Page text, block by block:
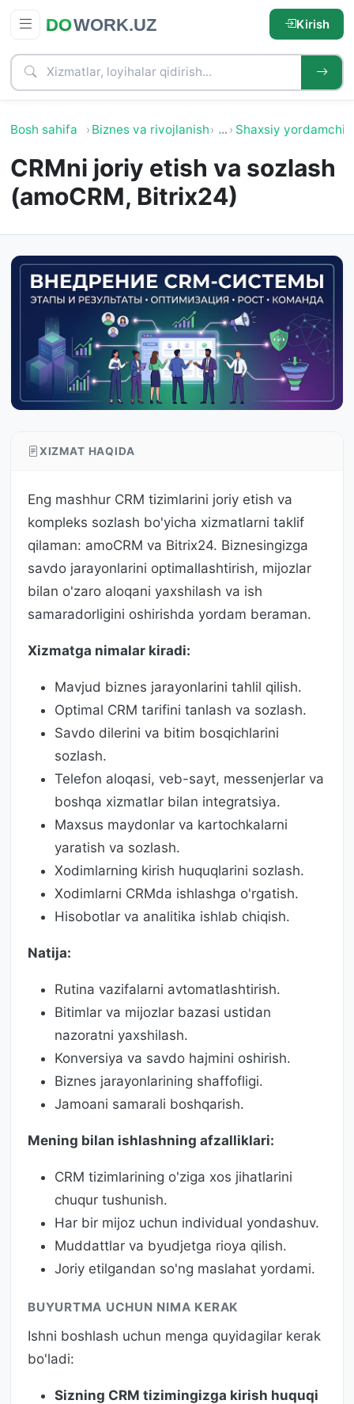
Kirish
Bosh sahifa Biznes va rivojlanish … Shaxsiy yordamchi
CRMni joriy etish va sozlash
(amoCRM, Bitrix24)
XIZMAT HAQIDA
Eng mashhur CRM tizimlarini joriy etish va
kompleks sozlash bo'yicha xizmatlarni taklif
qilaman: amoCRM va Bitrix24. Biznesingizga
savdo jarayonlarini optimallashtirish, mijozlar
bilan o'zaro aloqani yaxshilash va ish
samaradorligini oshirishda yordam beraman.
Xizmatga nimalar kiradi:
Mavjud biznes jarayonlarini tahlil qilish.
Optimal CRM tarifini tanlash va sozlash.
Savdo dilerini va bitim bosqichlarini
sozlash.
Telefon aloqasi, veb-sayt, messenjerlar va
boshqa xizmatlar bilan integratsiya.
Maxsus maydonlar va kartochkalarni
yaratish va sozlash.
Xodimlarning kirish huquqlarini sozlash.
Xodimlarni CRMda ishlashga o'rgatish.
Hisobotlar va analitika ishlab chiqish.
Natija:
Rutina vazifalarni avtomatlashtirish.
Bitimlar va mijozlar bazasi ustidan
nazoratni yaxshilash.
Konversiya va savdo hajmini oshirish.
Biznes jarayonlarining shaffofligi.
Jamoani samarali boshqarish.
Mening bilan ishlashning afzalliklari:
CRM tizimlarining o'ziga xos jihatlarini
chuqur tushunish.
Har bir mijoz uchun individual yondashuv.
Muddattlar va byudjetga rioya qilish.
Joriy etilgandan so'ng maslahat yordami.
BUYURTMA UCHUN NIMA KERAK
Ishni boshlash uchun menga quyidagilar kerak
bo'ladi:
Sizning CRM tizimingizga kirish huquqi